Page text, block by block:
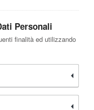
Personali
finalità ed utilizzando